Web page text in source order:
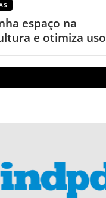
espaço na
e otimiza uso